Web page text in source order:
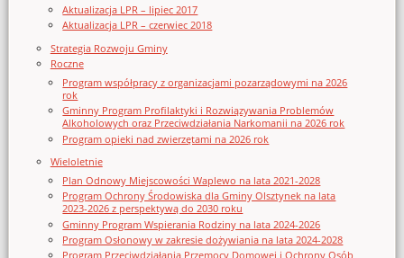
Aktualizacja LPR – lipiec 2017
Aktualizacja LPR – czerwiec 2018
Strategia Rozwoju Gminy
Roczne
Program współpracy z organizacjami pozarządowymi na 2026
rok
Gminny Program Profilaktyki i Rozwiązywania Problemów
Alkoholowych oraz Przeciwdziałania Narkomanii na 2026 rok
Program opieki nad zwierzętami na 2026 rok
Wieloletnie
Plan Odnowy Miejscowości Waplewo na lata 2021-2028
Program Ochrony Środowiska dla Gminy Olsztynek na lata
2023-2026 z perspektywą do 2030 roku
Gminny Program Wspierania Rodziny na lata 2024-2026
Program Osłonowy w zakresie dożywiania na lata 2024-2028
Program Przeciwdziałania Przemocy Domowej i Ochrony Osób